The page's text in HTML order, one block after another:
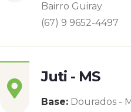
Bairro Guiray
(67) 9 9652-4497
Juti - MS
Base: Dourados -